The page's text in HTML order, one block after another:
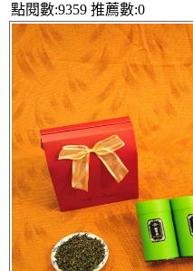
點閱數:9359 推薦數:0